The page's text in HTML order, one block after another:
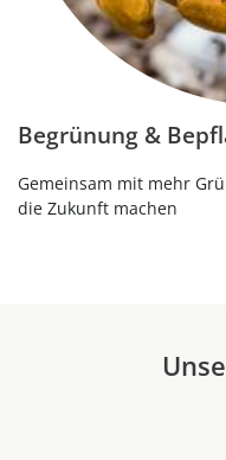
Begrünung &
Gemeinsam mit mehr
die Zukunft machen